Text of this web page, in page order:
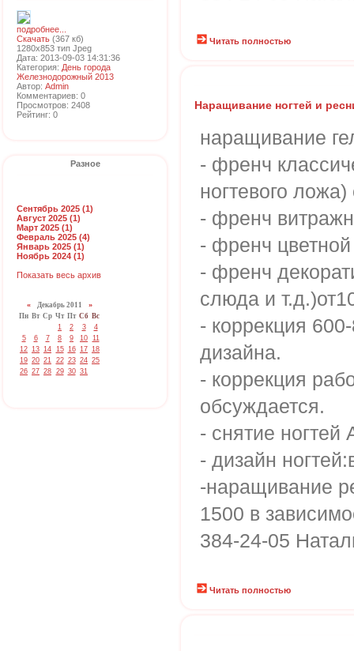
подробнее...
Скачать (367 кб)
1280x853 тип Jpeg
Дата: 2013-09-03 14:31:36
Категория: День города
Железнодорожный 2013
Автор: Admin
Комментариев: 0
Просмотров: 2408
Рейтинг: 0
Разное
Сентябрь 2025 (1)
Август 2025 (1)
Март 2025 (1)
Февраль 2025 (4)
Январь 2025 (1)
Ноябрь 2024 (1)
Показать весь архив
«Декабрь 2011 »
Пн Вт Ср Чт Пт Сб Вс
1
2 3
4
5
6 7 8 9 10 11
12 13 14 15 16 17 18
19 20 21 22 23 24 25
26 27 28 29 30 31
Читать полностью
Наращивание ногтей и
наращивание
- френч
ногтевого
- френч
- френч
- френч
слюда и
- коррекция
дизайна.
- коррекция
обсуждается.
- снятие ногтей
- дизайн
-наращивание
1500 в
384-24-05
Читать полностью